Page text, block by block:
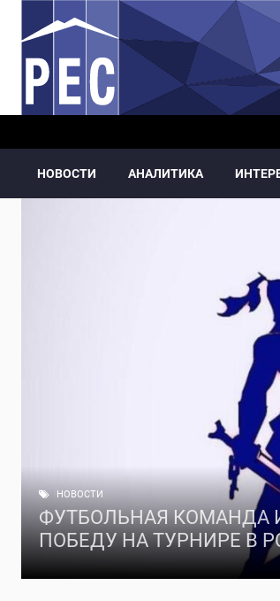
Перейти к основному содержанию
НОВОСТИ АНАЛИТИКА
НОВОСТИ
ФУТБОЛЬНАЯ КОМАНДА
ПОБЕДУ НА ТУРНИРЕ В